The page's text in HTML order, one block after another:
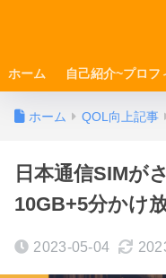
ホーム 自己紹介~プロフ
ホーム QOL向上記事
日本通信SIMが
10GB+5分かけ
2023-05-04